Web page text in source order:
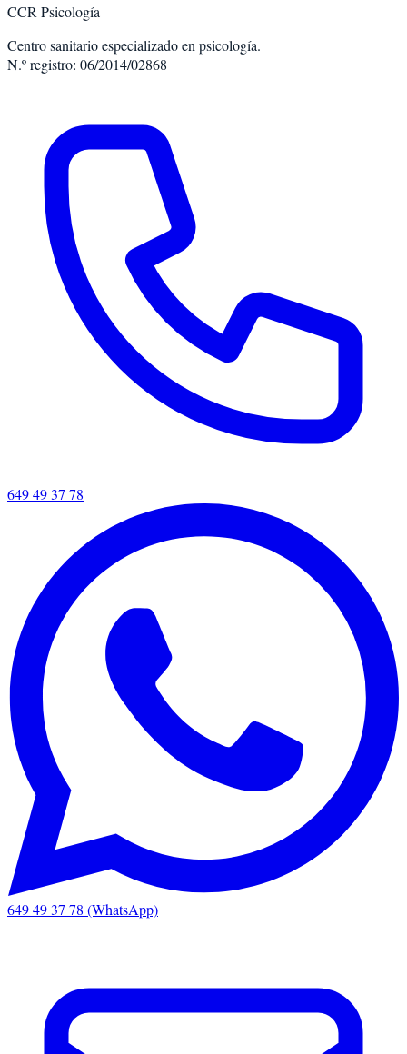
CCR Psicología
Centro sanitario especializado en psicología.
N.º registro: 06/2014/02868
649 49 37 78
649 49 37 78 (WhatsApp)